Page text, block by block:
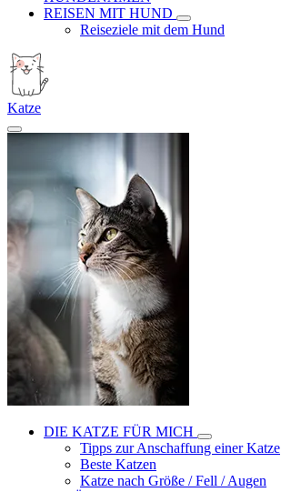
REISEN MIT HUND
Reiseziele mit dem Hund
Katze
DIE KATZE FÜR MICH
Tipps zur Anschaffung einer Katze
Beste Katzen
Katze nach Größe / Fell / Augen